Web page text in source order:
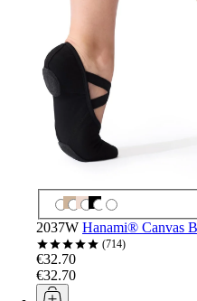
2037W Hanami® Canvas
714
€32.70
€32.70